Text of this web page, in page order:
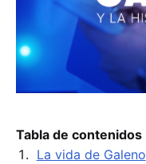
Tabla de contenidos
La vida de Galeno